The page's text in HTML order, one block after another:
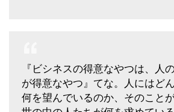
『ビシネスの得意なやつは、人
が得意なやつ』てな。人にはど
何を望んでいるのか、そのこと